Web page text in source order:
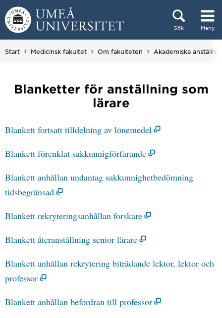
Hoppa direkt till innehållet
Sök Meny
Huvudmenyn dold.
Start Medicinsk fakultet Om fakulteten Akademiska
Blanketter för anställning som
lärare
Blankett fortsatt tilldelning av lönemedel
Blankett förenklat sakkunnigförfarande
Blankett anhållan undantag sakkunnighetbedömning
tidsbegränsad
Blankett rekryteringsanhållan forskare
Blankett återanställning senior lärare
Blankett anhållan rekrytering biträdande lektor, lektor och
professor
Blankett anhållan befordran till professor